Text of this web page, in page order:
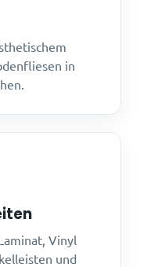
in
Vinyl
und